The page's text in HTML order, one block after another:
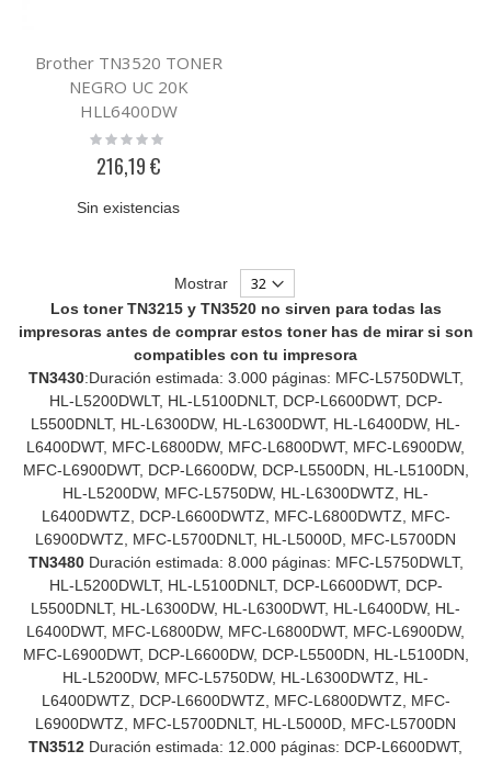
Brother TN3520 TONER
NEGRO UC 20K
HLL6400DW
Rating:
216,19 €
Sin existencias
Mostrar
Los toner TN3215 y TN3520 no sirven para todas las
impresoras antes de comprar estos toner has de mirar si son
compatibles con tu impresora
TN3430:Duración estimada: 3.000 páginas: MFC-L5750DWLT,
HL-L5200DWLT, HL-L5100DNLT, DCP-L6600DWT, DCP-
L5500DNLT, HL-L6300DW, HL-L6300DWT, HL-L6400DW, HL-
L6400DWT, MFC-L6800DW, MFC-L6800DWT, MFC-L6900DW,
MFC-L6900DWT, DCP-L6600DW, DCP-L5500DN, HL-L5100DN,
HL-L5200DW, MFC-L5750DW, HL-L6300DWTZ, HL-
L6400DWTZ, DCP-L6600DWTZ, MFC-L6800DWTZ, MFC-
L6900DWTZ, MFC-L5700DNLT, HL-L5000D, MFC-L5700DN
TN3480Duración estimada: 8.000 páginas: MFC-L5750DWLT,
HL-L5200DWLT, HL-L5100DNLT, DCP-L6600DWT, DCP-
L5500DNLT, HL-L6300DW, HL-L6300DWT, HL-L6400DW, HL-
L6400DWT, MFC-L6800DW, MFC-L6800DWT, MFC-L6900DW,
MFC-L6900DWT, DCP-L6600DW, DCP-L5500DN, HL-L5100DN,
HL-L5200DW, MFC-L5750DW, HL-L6300DWTZ, HL-
L6400DWTZ, DCP-L6600DWTZ, MFC-L6800DWTZ, MFC-
L6900DWTZ, MFC-L5700DNLT, HL-L5000D, MFC-L5700DN
TN3512 Duración estimada: 12.000 páginas: DCP-L6600DWT,